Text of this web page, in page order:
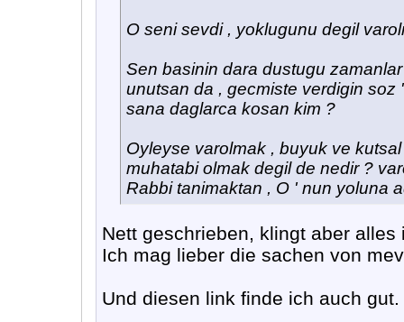
O seni sevdi , yoklugunu degil
Sen basinin dara dustugu
unutsan da , gecmiste verdigin
sana daglarca kosan kim ?
Oyleyse varolmak , buyuk ve
muhatabi olmak degil de nedir ?
Rabbi tanimaktan , O ' nun yoluna
Nett geschrieben, klingt aber alles
Ich mag lieber die sachen von
Und diesen link finde ich auch gut.